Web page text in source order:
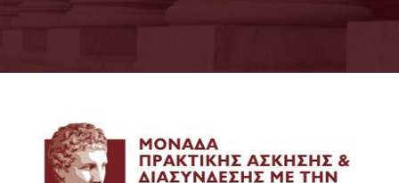
ΕΠΑΓΓΕΛΜΑΤΙΚΕΣ ΠΡΟΟΠΤΙΚΕΣ
ΑΝΘΡΩΠΙΝΟ ΔΥΝΑΜΙΚΟ